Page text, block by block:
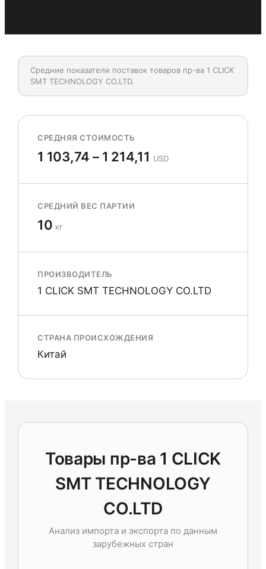
Средние показатели поставок товаров пр-ва 1 CLICK
SMT TECHNOLOGY CO.LTD.
СРЕДНЯЯ СТОИМОСТЬ
1 103,74 – 1 214,11 USD
СРЕДНИЙ ВЕС ПАРТИИ
10 кг
ПРОИЗВОДИТЕЛЬ
1 CLICK SMT TECHNOLOGY CO.LTD
СТРАНА ПРОИСХОЖДЕНИЯ
Китай
Товары пр-ва 1 CLICK
SMT TECHNOLOGY
CO.LTD
Анализ импорта и экспорта по данным
зарубежных стран